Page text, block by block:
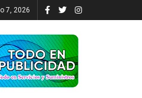
7, 2026